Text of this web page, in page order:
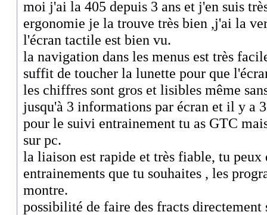
moi j'ai la 405 depuis 3 ans et j'en suis
ergonomie je la trouve très bien ,j'ai la
l'écran tactile est bien vu.
la navigation dans les menus est très
suffit de toucher la lunette pour que
les chiffres sont gros et lisibles même
jusqu'à 3 informations par écran et il y a
pour le suivi entrainement tu as GTC
sur pc.
la liaison est rapide et très fiable, tu peux
entrainements que tu souhaites , les
montre.
possibilité de faire des fracts